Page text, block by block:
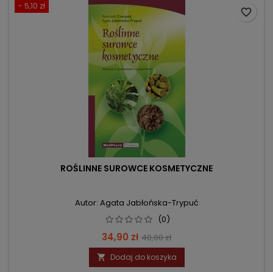
- 5,10 zł
ROŚLINNE SUROWCE KOSMETYCZNE
Autor: Agata Jabłońska-Trypuć
(0)
Cena
34,90 zł Cena
podstawowa
40,00 zł
 Dodaj do koszyka
favorite_border